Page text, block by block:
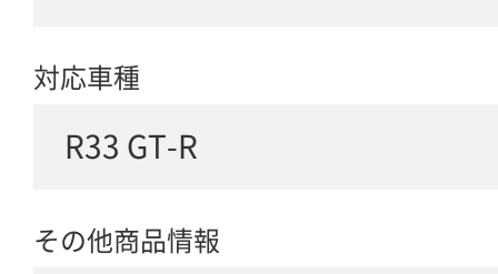
対応車種
R33 GT-R
その他商品情報